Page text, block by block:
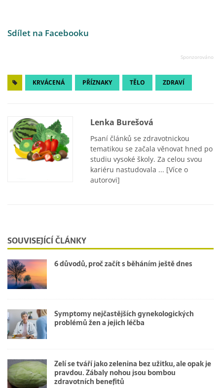
Sdílet na Facebooku
KRVÁCENÁ PŘÍZNAKY TĚLO ZDRAVÍ
Lenka Burešová
Psaní článků se zdravotnickou
tematikou se začala věnovat hned po
studiu vysoké školy. Za celou svou
kariéru nastudovala ... [Více o
autorovi]
SOUVISEJÍCÍ ČLÁNKY
6 důvodů, proč začít s běháním ještě dnes
Symptomy nejčastějších gynekologických
problémů žen a jejich léčba
Zelí se tváří jako zelenina bez užitku, ale opak je
pravdou. Zábaly nohou jsou bombou
zdravotních benefitů